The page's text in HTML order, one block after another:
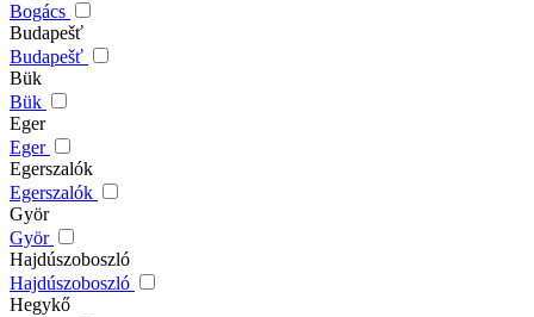
Bogács
Budapešť
Budapešť
Bük
Bük
Eger
Eger
Egerszalók
Egerszalók
Györ
Györ
Hajdúszoboszló
Hajdúszoboszló
Hegykő